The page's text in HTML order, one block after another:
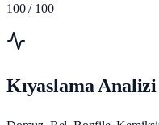
100 / 100
Kıyaslama Analizi